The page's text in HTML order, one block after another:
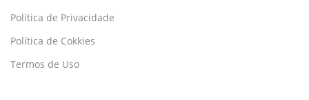
Política de Privacidade
Política de Cokkies
Termos de Uso